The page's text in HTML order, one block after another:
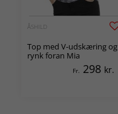
ÅSHILD
Top med V-udskæring og
rynk foran Mia
Fr. 298 kr.